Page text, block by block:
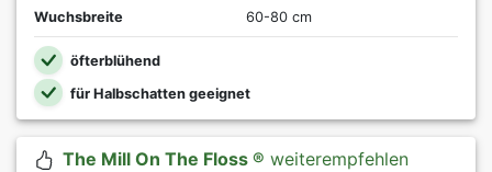
Wuchsbreite
60-80 cm
öfterblühend
für Halbschatten geeignet
The Mill On The Floss ® weiterempfehlen